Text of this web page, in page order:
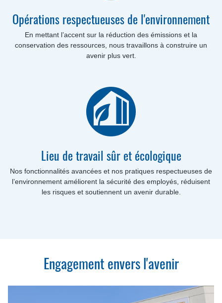
Opérations respectueuses de l'environnement
En mettant l’accent sur la réduction des émissions et la
conservation des ressources, nous travaillons à construire un
avenir plus vert.
Lieu de travail sûr et écologique
Nos fonctionnalités avancées et nos pratiques respectueuses de
l’environnement améliorent la sécurité des employés, réduisent
les risques et soutiennent un avenir durable.
Engagement envers l'avenir